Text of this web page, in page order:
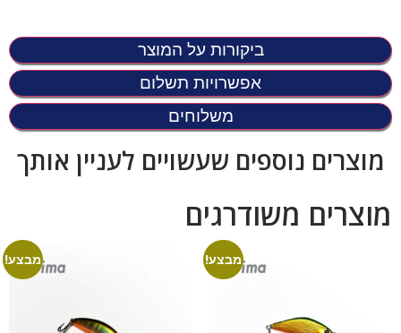
ביקורות על המוצר
אפשרויות תשלום
משלוחים
מוצרים נוספים שעשויים לעניין אותך
מוצרים משודרגים
מבצע! מבצע!